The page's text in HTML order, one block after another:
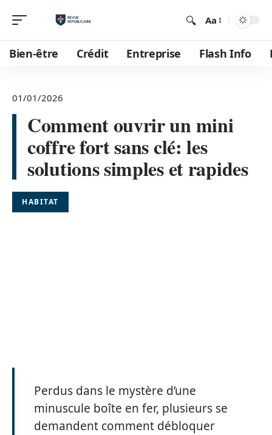
Aa
Bien-être Crédit Entreprise Flash Info
01/01/2026
Comment ouvrir un mini
coffre fort sans clé: les
solutions simples et rapides
HABITAT
Perdus dans le mystère d’une
minuscule boîte en fer, plusieurs se
demandent comment débloquer